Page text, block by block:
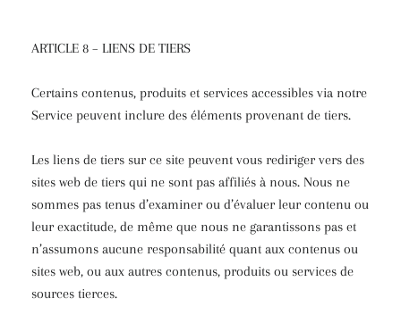
ARTICLE 8 – LIENS DE TIERS
Certains contenus, produits et services accessibles via notre
Service peuvent inclure des éléments provenant de tiers.
Les liens de tiers sur ce site peuvent vous rediriger vers des
sites web de tiers qui ne sont pas affiliés à nous. Nous ne
sommes pas tenus d’examiner ou d’évaluer leur contenu ou
leur exactitude, de même que nous ne garantissons pas et
n’assumons aucune responsabilité quant aux contenus ou
sites web, ou aux autres contenus, produits ou services de
sources tierces.